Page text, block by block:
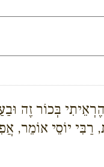
בְּכוֹר זֶה
רַבִּי יוֹסֵי